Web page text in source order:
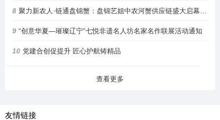
8 聚力新农人·链通盘锦蟹：盘锦艺姐中农河蟹供应链盛大启幕，绘就乡村振兴新图景
9 “创意华夏—璀璨辽宁”七悦非遗名人坊名家名作联展活动通知
10 党建合创促提升 匠心护航铸精品
查看更多
友情链接